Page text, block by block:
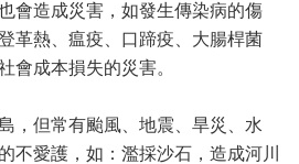
造成災害，如發生傳染病的傷
革熱、瘟疫、口蹄疫、大腸桿菌
會成本損失的災害。
但常有颱風、地震、旱災、水
不愛護，如：濫採沙石，造成河川